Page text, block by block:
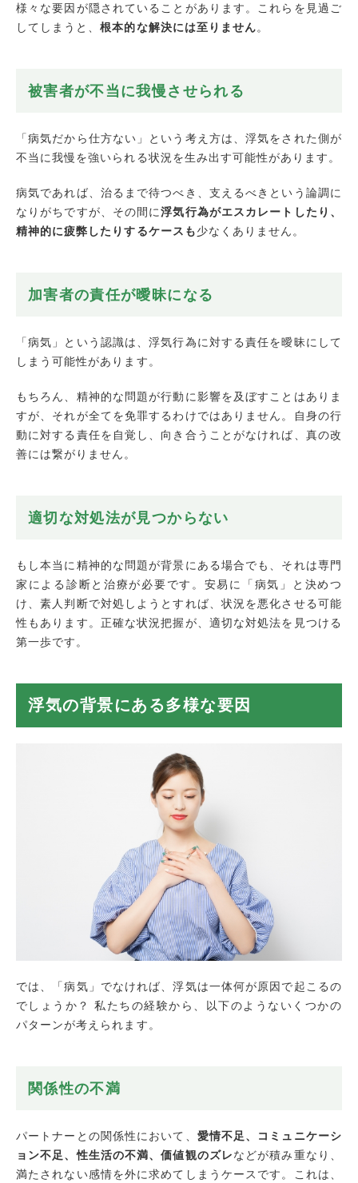
まとめ
様々な要因が隠されていることがあります。これらを見過ご
してしまうと、根本的な解決には至りません。
被害者が不当に我慢させられる
「病気だから仕方ない」という考え方は、浮気をされた側が
不当に我慢を強いられる状況を生み出す可能性があります。
病気であれば、治るまで待つべき、支えるべきという論調に
なりがちですが、その間に浮気行為がエスカレートしたり、
精神的に疲弊したりするケースも少なくありません。
加害者の責任が曖昧になる
「病気」という認識は、浮気行為に対する責任を曖昧にして
しまう可能性があります。
もちろん、精神的な問題が行動に影響を及ぼすことはありま
すが、それが全てを免罪するわけではありません。自身の行
動に対する責任を自覚し、向き合うことがなければ、真の改
善には繋がりません。
適切な対処法が見つからない
もし本当に精神的な問題が背景にある場合でも、それは専門
家による診断と治療が必要です。安易に「病気」と決めつ
け、素人判断で対処しようとすれば、状況を悪化させる可能
性もあります。正確な状況把握が、適切な対処法を見つける
第一歩です。
浮気の背景にある多様な要因
では、「病気」でなければ、浮気は一体何が原因で起こるの
でしょうか？ 私たちの経験から、以下のようないくつかの
パターンが考えられます。
関係性の不満
パートナーとの関係性において、 愛情不足、コミュニケーシ
ョン不足、性生活の不満、価値観のズレなどが積み重なり、
満たされない感情を外に求めてしまうケースです。これは、